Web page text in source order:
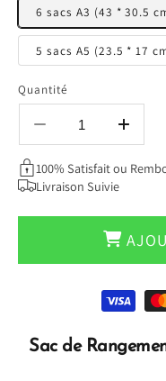
6 sacs A3 (43 * 30.5
5 sacs A5 (23.5 * 17
Quantité
Réduire
la
quantité
de
de
Rangement
ZipOffice™
la
de
de
100% Satisfait ou
Livraison Suivie
Sac de